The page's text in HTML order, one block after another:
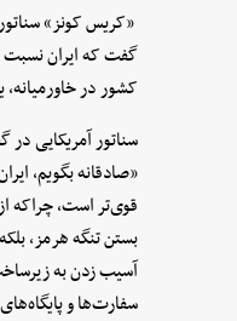
«کریس کونز»
گفت که ایران نسبت
کشور در
سناتور آمریکایی
قوی‌تر است، چراکه
بستن تنگه هرمز،
آسیب زدن به
سفارت‌ها و